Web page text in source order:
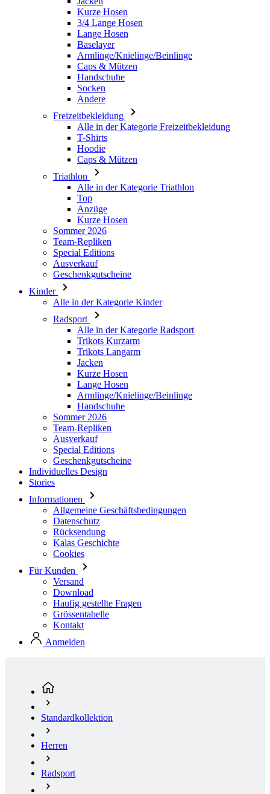
Armlinge/Knielinge/Beinlinge
Caps & Mützen
Handschuhe
Socken
Andere
Freizeitbekleidung
Alle in der Kategorie Freizeitbekleidung
T-Shirts
Hoodie
Caps & Mützen
Triathlon
Alle in der Kategorie Triathlon
Top
Anzüge
Kurze Hosen
Sommer 2026
Team-Repliken
Special Editions
Ausverkauf
Geschenkgutscheine
Kinder
Alle in der Kategorie Kinder
Radsport
Alle in der Kategorie Radsport
Trikots Langarm
Jacken
Kurze Hosen
Lange Hosen
Armlinge/Knielinge/Beinlinge
Handschuhe
Sommer 2026
Team-Repliken
Ausverkauf
Special Editions
Geschenkgutscheine
Individuelles Design
Stories
Informationen
Allgemeine Geschäftsbedingungen
Datenschutz
Rücksendung
Kalas Geschichte
Cookies
Für Kunden
Versand
Download
Haufig gestellte Fragen
Grössentabelle
Kontakt
Anmelden
Herren
Radsport
Socken
KALAS Z3 | Lange Radsocke Verano | indigo purple
(aktuelle Seite)